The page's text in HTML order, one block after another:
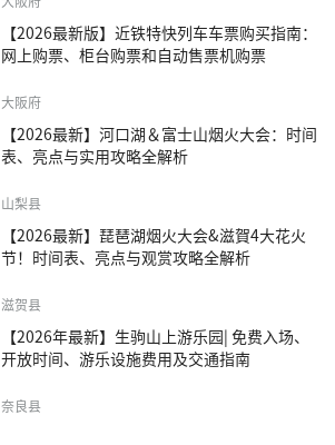
【2026最新版】近铁特快列车车票购买指南：
网上购票、柜台购票和自动售票机购票
大阪府
【2026最新】河口湖＆富士山烟火大会：时间
表、亮点与实用攻略全解析
山梨县
【2026最新】琵琶湖烟火大会&滋賀4大花火
节！时间表、亮点与观赏攻略全解析
滋贺县
【2026年最新】生驹山上游乐园| 免费入场、
开放时间、游乐设施费用及交通指南
奈良县